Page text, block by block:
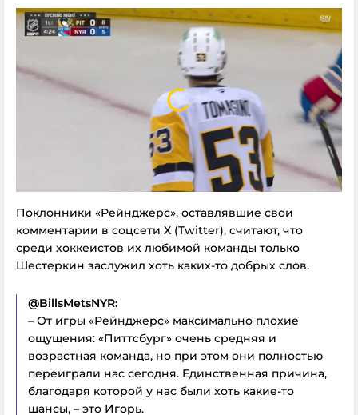
Поклонники «Рейнджерс», оставлявшие свои
комментарии в соцсети X (Twitter), считают, что
среди хоккеистов их любимой команды только
Шестеркин заслужил хоть каких-то добрых слов.
@BillsMetsNYR:
– От игры «Рейнджерс» максимально плохие
ощущения: «Питтсбург» очень средняя и
возрастная команда, но при этом они полностью
переиграли нас сегодня. Единственная причина,
благодаря которой у нас были хоть какие-то
шансы, – это Игорь.